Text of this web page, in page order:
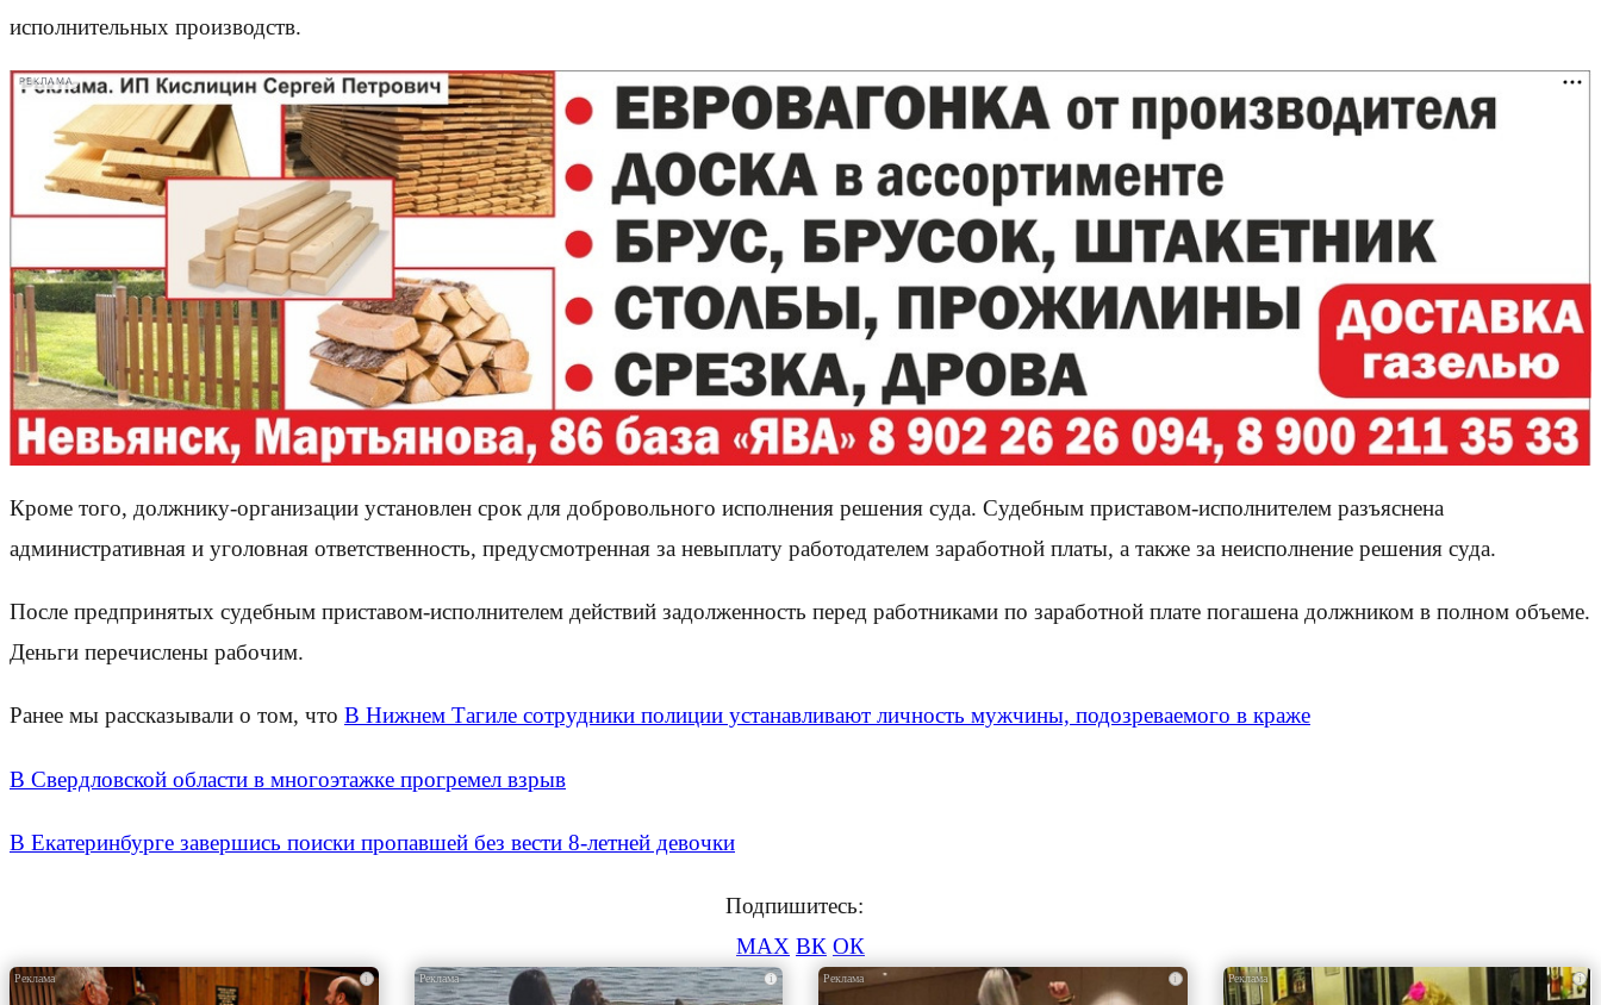
исполнительных производств.
РЕКЛАМА
Кроме того, должнику-организации установлен срок для добровольного исполнения решения суда. Судебным приставом-исполнителем разъяснена
административная и уголовная ответственность, предусмотренная за невыплату работодателем заработной платы, а также за неисполнение решения суда.
После предпринятых судебным приставом-исполнителем действий задолженность перед работниками по заработной плате погашена должником в полном объеме.
Деньги перечислены рабочим.
Ранее мы рассказывали о том, что В Нижнем Тагиле сотрудники полиции устанавливают личность мужчины, подозреваемого в краже
В Свердловской области в многоэтажке прогремел взрыв
В Екатеринбурге завершись поиски пропавшей без вести 8-летней девочки
Подпишитесь:
MAX ВК ОК
i i i i